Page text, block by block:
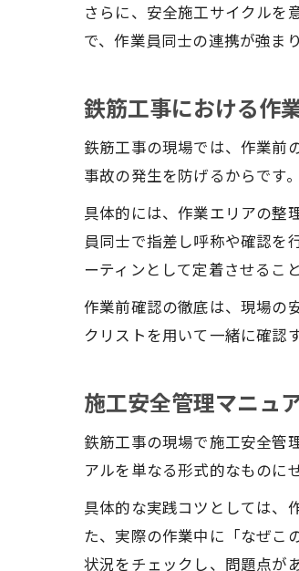
さらに、安全施工サイクルを
で、作業員同士の連携が強ま
鉄筋工事における作
鉄筋工事の現場では、作業前
事故の発生を防げるからです
具体的には、作業エリアの整
員同士で指差し呼称や確認を
ーティンとして定着させるこ
作業前確認の徹底は、現場の
クリストを用いて一緒に確認
施工安全管理マニュ
鉄筋工事の現場で施工安全管
アルを単なる形式的なものに
具体的な実践コツとしては、
た、実際の作業中に「なぜこ
状況をチェックし、問題点が